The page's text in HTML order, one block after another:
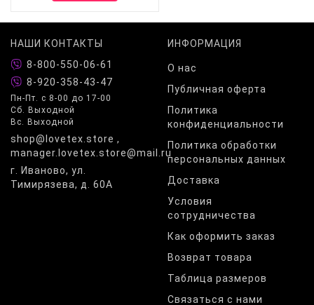
НАШИ КОНТАКТЫ
8-800-550-06-61
8-920-358-43-47
Пн-Пт. с 8-00 до 17-00
Сб. Выходной
Вс. Выходной
shop@lovetex.store ,
manager.lovetex.store@mail.ru
г. Иваново, ул.
Тимирязева, д. 60А
ИНФОРМАЦИЯ
О нас
Публичная оферта
Политика
конфиденциальности
Политика обработки
персональных данных
Доставка
Условия
сотрудничества
Как оформить заказ
Возврат товара
Таблица размеров
Связаться с нами